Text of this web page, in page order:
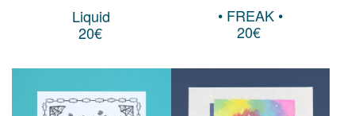
Liquid
20€
• FREAK •
20€